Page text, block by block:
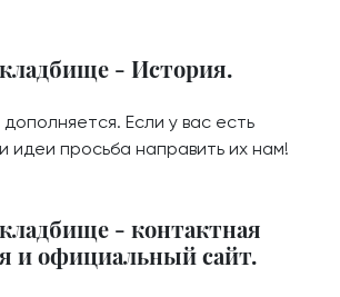
- История.
Если у вас есть
идеи просьба направить их нам!
- контактная
и официальный сайт.